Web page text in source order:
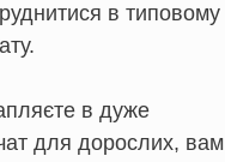
в типовому
в дуже
для дорослих, вам